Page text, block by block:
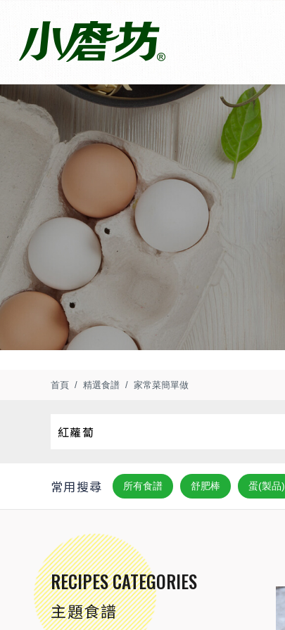
首頁 精選食譜 家常菜簡單做
常用搜尋 所有食譜 舒肥棒 蛋(製品)
RECIPES CATEGORIES
主題食譜